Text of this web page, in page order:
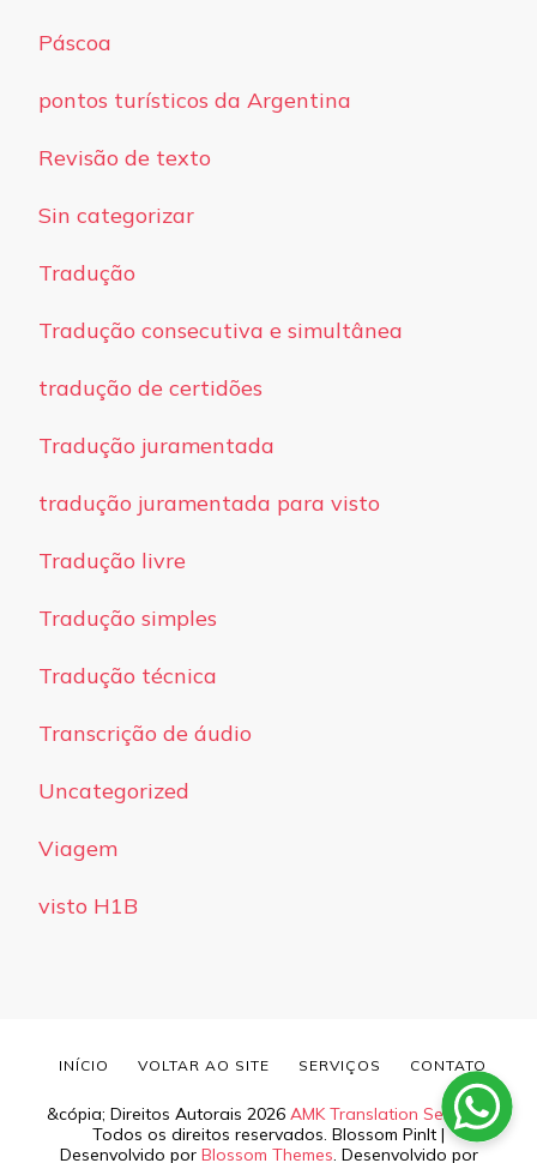
Páscoa
pontos turísticos da Argentina
Revisão de texto
Sin categorizar
Tradução
Tradução consecutiva e simultânea
tradução de certidões
Tradução juramentada
tradução juramentada para visto
Tradução livre
Tradução simples
Tradução técnica
Transcrição de áudio
Uncategorized
Viagem
visto H1B
&cópia; Direitos Autorais 2026 AMK Translation Services.
Todos os direitos reservados. Blossom PinIt |
Desenvolvido por Blossom Themes . Desenvolvido por
INÍCIO VOLTAR AO SITE SERVIÇOS CONTATO